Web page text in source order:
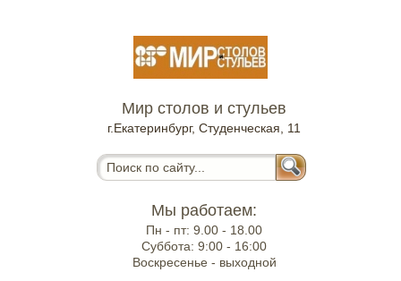
Мир столов и стульев
г.Екатеринбург, Студенческая, 11
Мы работаем:
Пн - пт:9.00 - 18.00
Суббота:9:00 - 16:00
Воскресенье - выходной